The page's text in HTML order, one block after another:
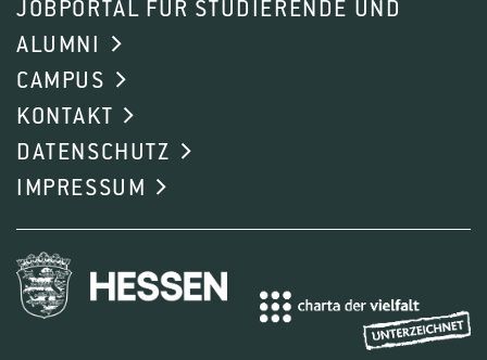
Die monatliche Vergü- tung darf den
Maximalbetrag einer geringfügig entlohnten
Beschäftigung gem. § 8 Abs. 1 Nr. 1 SGB IV nicht
übersteigen.
Mitglieder des AStA nach § 18 Abs. 1 der Satzung
der Studierendenschaft erhalten eine
Aufwandsentschädigung, die den aktuellen
steuerfreien Maximalbetrag nach § 3 Nr. 26 a EStG
JOBPORTAL FÜR STUDIERENDE UND
ALUMNI
CAMPUS
KONTAKT
DATENSCHUTZ
IMPRESSUM